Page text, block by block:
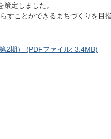
定しました。
すことができるまちづくりを目指
2期） (PDFファイル: 3.4MB)